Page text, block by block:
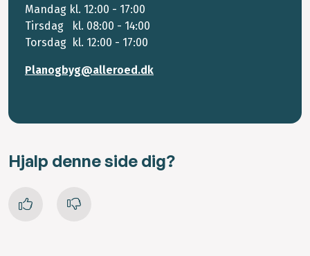
Mandag kl. 12:00 - 17:00
Tirsdag kl. 08:00 - 14:00
Torsdag kl. 12:00 - 17:00
Planogbyg@alleroed.dk
Hjalp denne side dig?